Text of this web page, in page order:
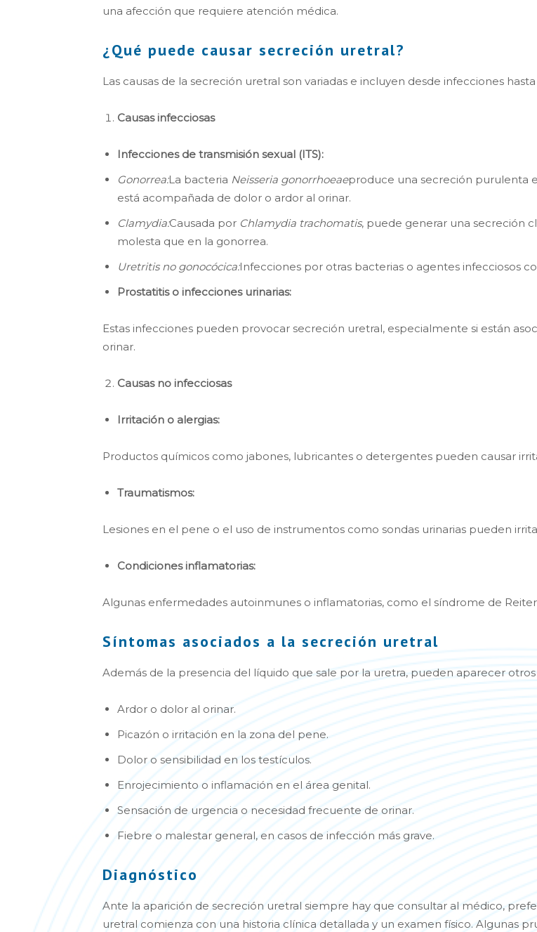
una afección que requiere atención médica.
¿Qué puede causar secreción uretral?
Las causas de la secreción uretral son variadas e incluyen desde infecciones
Causas infecciosas
Infecciones de transmisión sexual (ITS):
Gonorrea:La bacteria Neisseria gonorrhoeaeproduce una secreción purulenta
está acompañada de dolor o ardor al orinar.
Clamydia:Causada por Chlamydia trachomatis, puede generar una secreción
molesta que en la gonorrea.
Uretritis no gonocócica:Infecciones por otras bacterias o agentes infecciosos
Prostatitis o infecciones urinarias:
Estas infecciones pueden provocar secreción uretral, especialmente si están
orinar.
Causas no infecciosas
Irritación o alergias:
Productos químicos como jabones, lubricantes o detergentes pueden causar
Traumatismos:
Lesiones en el pene o el uso de instrumentos como sondas urinarias pueden
Condiciones inflamatorias:
Algunas enfermedades autoinmunes o inflamatorias, como el síndrome de
Síntomas asociados a la secreción uretral
Además de la presencia del líquido que sale por la uretra, pueden aparecer
Ardor o dolor al orinar.
Picazón o irritación en la zona del pene.
Dolor o sensibilidad en los testículos.
Enrojecimiento o inflamación en el área genital.
Sensación de urgencia o necesidad frecuente de orinar.
Fiebre o malestar general, en casos de infección más grave.
Diagnóstico
Ante la aparición de secreción uretral siempre hay que consultar al médico,
uretral comienza con una historia clínica detallada y un examen físico. Algunas